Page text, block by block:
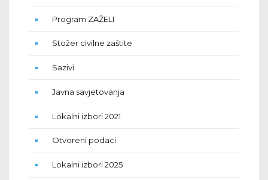
Program ZAŽELI
Stožer civilne zaštite
Sazivi
Javna savjetovanja
Lokalni izbori 2021
Otvoreni podaci
Lokalni izbori 2025